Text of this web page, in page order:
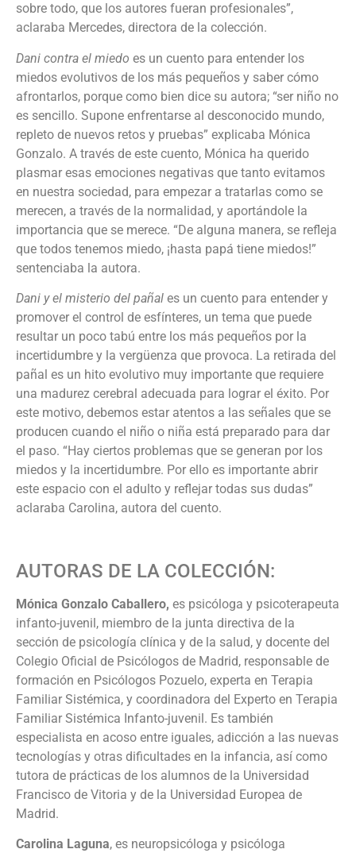
sobre todo, que los autores fueran profesionales”,
aclaraba Mercedes, directora de la colección.
Dani contra el miedo es un cuento para entender los
miedos evolutivos de los más pequeños y saber cómo
afrontarlos, porque como bien dice su autora; “ser niño no
es sencillo. Supone enfrentarse al desconocido mundo,
repleto de nuevos retos y pruebas” explicaba Mónica
Gonzalo. A través de este cuento, Mónica ha querido
plasmar esas emociones negativas que tanto evitamos
en nuestra sociedad, para empezar a tratarlas como se
merecen, a través de la normalidad, y aportándole la
importancia que se merece. “De alguna manera, se refleja
que todos tenemos miedo, ¡hasta papá tiene miedos!”
sentenciaba la autora.
Dani y el misterio del pañal es un cuento para entender y
promover el control de esfínteres, un tema que puede
resultar un poco tabú entre los más pequeños por la
incertidumbre y la vergüenza que provoca. La retirada del
pañal es un hito evolutivo muy importante que requiere
una madurez cerebral adecuada para lograr el éxito. Por
este motivo, debemos estar atentos a las señales que se
producen cuando el niño o niña está preparado para dar
el paso. “Hay ciertos problemas que se generan por los
miedos y la incertidumbre. Por ello es importante abrir
este espacio con el adulto y reflejar todas sus dudas”
aclaraba Carolina, autora del cuento.
AUTORAS DE LA COLECCIÓN:
Mónica Gonzalo Caballero, es psicóloga y psicoterapeuta
infanto-juvenil, miembro de la junta directiva de la
sección de psicología clínica y de la salud, y docente del
Colegio Oficial de Psicólogos de Madrid, responsable de
formación en Psicólogos Pozuelo, experta en Terapia
Familiar Sistémica, y coordinadora del Experto en Terapia
Familiar Sistémica Infanto-juvenil. Es también
especialista en acoso entre iguales, adicción a las nuevas
tecnologías y otras dificultades en la infancia, así como
tutora de prácticas de los alumnos de la Universidad
Francisco de Vitoria y de la Universidad Europea de
Madrid.
Carolina Laguna, es neuropsicóloga y psicóloga